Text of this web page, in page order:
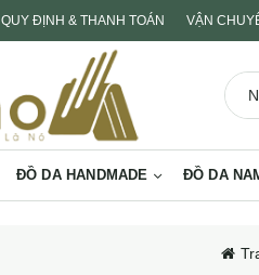
QUY ĐỊNH & THANH TOÁN VẬN
ĐỒ DA HANDMADE ĐỒ DA